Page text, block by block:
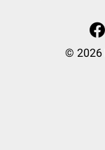
© 2026